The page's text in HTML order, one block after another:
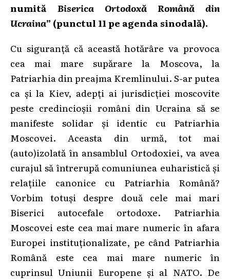
numită Biserica Ortodoxă Română din
Ucraina” (punctul 11 pe agenda sinodală).
Cu siguranță că această hotărâre va provoca
cea mai mare supărare la Moscova, la
Patriarhia din preajma Kremlinului. S-ar putea
ca și la Kiev, adepți ai jurisdicției moscovite
peste credincioșii români din Ucraina să se
manifeste solidar și identic cu Patriarhia
Moscovei. Aceasta din urmă, tot mai
(auto)izolată în ansamblul Ortodoxiei, va avea
curajul să întrerupă comuniunea euharistică și
relațiile canonice cu Patriarhia Română?
Vorbim totuși despre două cele mai mari
Biserici autocefale ortodoxe. Patriarhia
Moscovei este cea mai mare numeric în afara
Europei instituționalizate, pe când Patriarhia
Română este cea mai mare numeric în
cuprinsul Uniunii Europene și al NATO. De